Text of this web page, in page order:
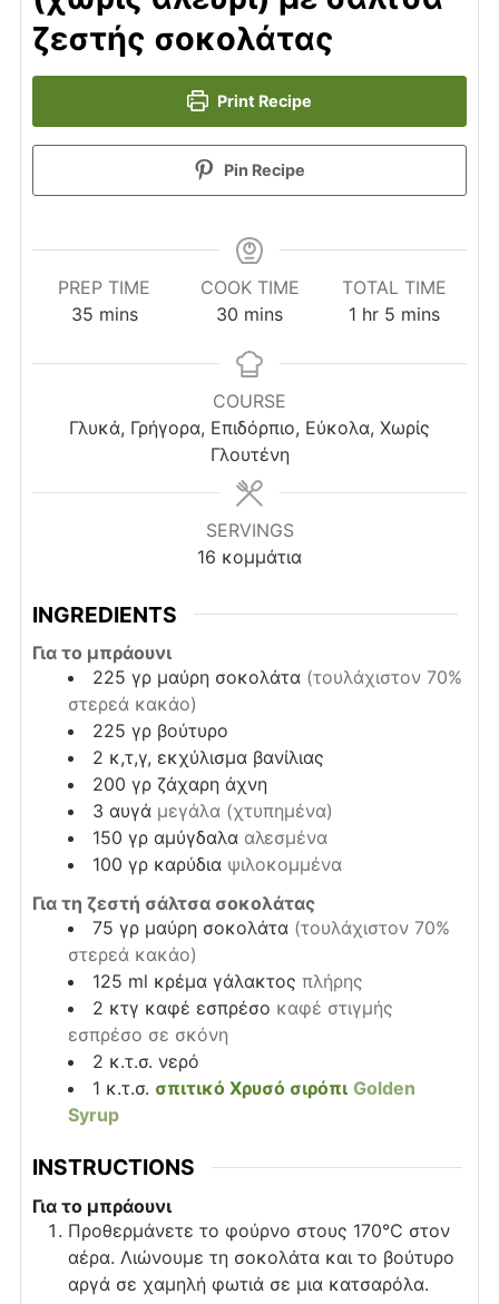
ζεστής σοκολάτας
Print Recipe
Pin Recipe
PREP TIME
35minutes
mins
COOK TIME
30 minutes
mins
TOTAL TIME
1 hour
hr 5 minutes
mins
COURSE
Γλυκά, Γρήγορα, Επιδόρπιο, Εύκολα, Χωρίς
Γλουτένη
SERVINGS
16 κομμάτια
INGREDIENTS
Για το μπράουνι
225 γρ μαύρη σοκολάτα (τουλάχιστον 70%
στερεά κακάο)
225 γρ βούτυρο
2 κ,τ,γ, εκχύλισμα βανίλιας
200 γρ ζάχαρη άχνη
3 αυγά μεγάλα (χτυπημένα)
150 γρ αμύγδαλα αλεσμένα
100 γρ καρύδια ψιλοκομμένα
Για τη ζεστή σάλτσα σοκολάτας
75 γρ μαύρη σοκολάτα (τουλάχιστον 70%
στερεά κακάο)
125 ml κρέμα γάλακτος πλήρης
2 κτγ καφέ εσπρέσο καφέ στιγμής
εσπρέσο σε σκόνη
2 κ.τ.σ. νερό
1 κ.τ.σ. σπιτικό Χρυσό σιρόπι Golden
Syrup
INSTRUCTIONS
Για το μπράουνι
Προθερμάνετε το φούρνο στους 170°C στον
αέρα. Λιώνουμε τη σοκολάτα και το βούτυρο
αργά σε χαμηλή φωτιά σε μια κατσαρόλα.